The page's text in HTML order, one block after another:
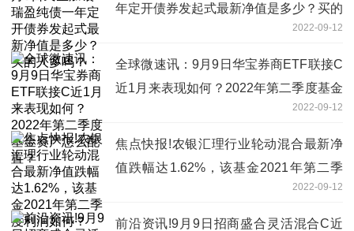
年定开债券发起式最新净值是多少？买的
2022-09-12
全球微速讯：9月9日华宝券商ETF联接C
近1月来表现如何？2022年第二季度基金
2022-09-12
焦点快报!农银汇理行业轮动混合最新净
值跌幅达1.62%，该基金2021年第二季
2022-09-12
前沿资讯!9月9日招商盛合灵活混合C近